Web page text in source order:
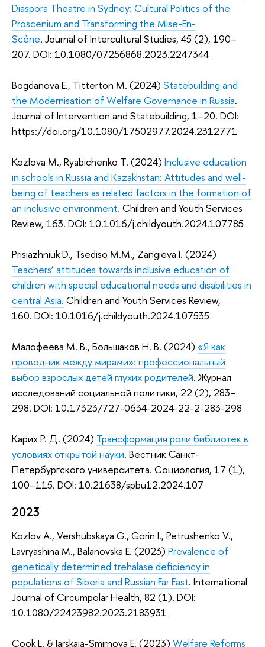
Diaspora Theatre in Sydney: Cultural Politics of the
Proscenium and Transforming the Mise-En-
Scène. Journal of Intercultural Studies, 45 (2), 190–
207. DOI: 10.1080/07256868.2023.2247344
Bogdanova E., Titterton M. (2024) Statebuilding and
the Modernisation of Welfare Governance in Russia.
Journal of Intervention and Statebuilding, 1–20. DOI:
https://doi.org/10.1080/17502977.2024.2312771
Kozlova M., Ryabichenko T. (2024) Inclusive education
in schools in Russia and Kazakhstan: Attitudes and well-
being of teachers as related factors in the formation of
an inclusive environment. Children and Youth Services
Review, 163. DOI: 10.1016/j.childyouth.2024.107785
Prisiazhniuk D., Tsediso M.M., Zangieva I. (2024)
Teachers’ attitudes towards inclusive education of
children with special educational needs and disabilities in
central Asia. Children and Youth Services Review,
160. DOI: 10.1016/j.childyouth.2024.107535
Малофеева М. В., Большаков Н. В. (2024) «Я как
проводник между мирами»: профессиональный
выбор взрослых детей глухих родителей. Журнал
исследований социальной политики, 22 (2), 283–
298. DOI: 10.17323/727-0634-2024-22-2-283-298
Карих Р. Д. (2024) Трансформация роли библиотек в
условиях открытой науки. Вестник Санкт-
Петербургского университета. Социология, 17 (1),
100–115. DOI: 10.21638/spbu12.2024.107
2023
Kozlov A., Vershubskaya G., Gorin I., Petrushenko V.,
Lavryashina M., Balanovska E. (2023) Prevalence of
genetically determined trehalase deficiency in
populations of Siberia and Russian Far East. International
Journal of Circumpolar Health, 82 (1). DOI:
10.1080/22423982.2023.2183931
Cook L. & Iarskaia-Smirnova E. (2023) Welfare Reforms